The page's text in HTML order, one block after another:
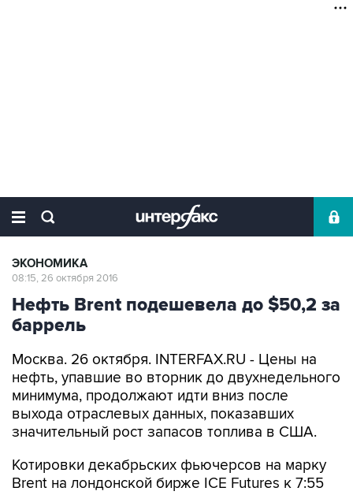
ЭКОНОМИКА
08:15, 26 октября 2016
Нефть Brent подешевела до $50,2 за
баррель
Москва. 26 октября. INTERFAX.RU - Цены на
нефть, упавшие во вторник до двухнедельного
минимума, продолжают идти вниз после
выхода отраслевых данных, показавших
значительный рост запасов топлива в США.
Котировки декабрьских фьючерсов на марку
Brent на лондонской бирже ICE Futures к 7:55